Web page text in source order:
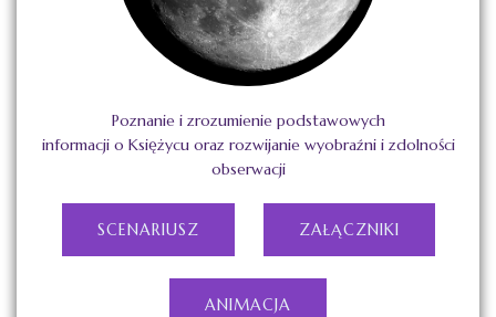
Poznanie i zrozumienie podstawowych
informacji o Księżycu oraz rozwijanie wyobraźni i zdolności
obserwacji
SCENARIUSZ ZAŁĄCZNIKI
ANIMACJA